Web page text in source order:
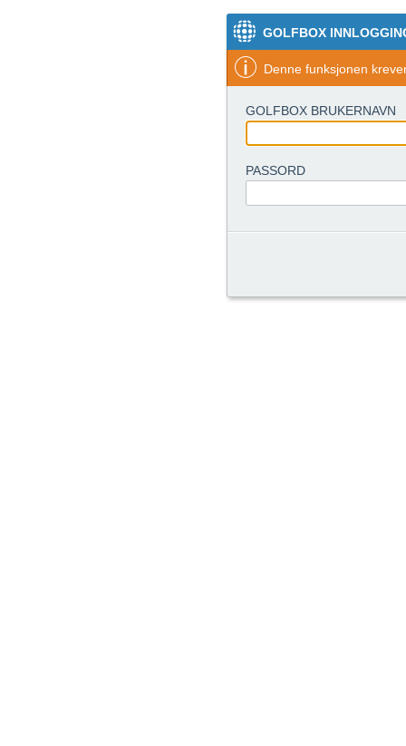
GOLFBOX
Denne funksjonen
GOLFBOX BRUKERNAVN
PASSORD